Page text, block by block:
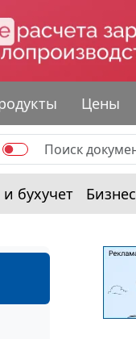
Цены
бухучет Бизнес